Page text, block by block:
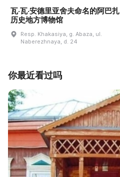
瓦·瓦·安德里亚舍夫命名的阿巴扎
历史地方博物馆
Resp. Khakasiya, g. Abaza, ul.
Naberezhnaya, d. 24
你最近看过吗